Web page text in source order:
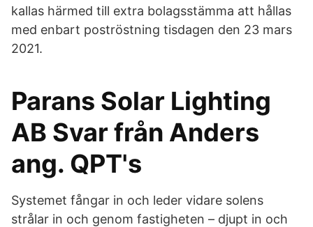
kallas härmed till extra bolagsstämma att hållas
med enbart poströstning tisdagen den 23 mars
2021.
Parans Solar Lighting
AB Svar från Anders
ang. QPT's
Systemet fångar in och leder vidare solens
strålar in och genom fastigheten – djupt in och